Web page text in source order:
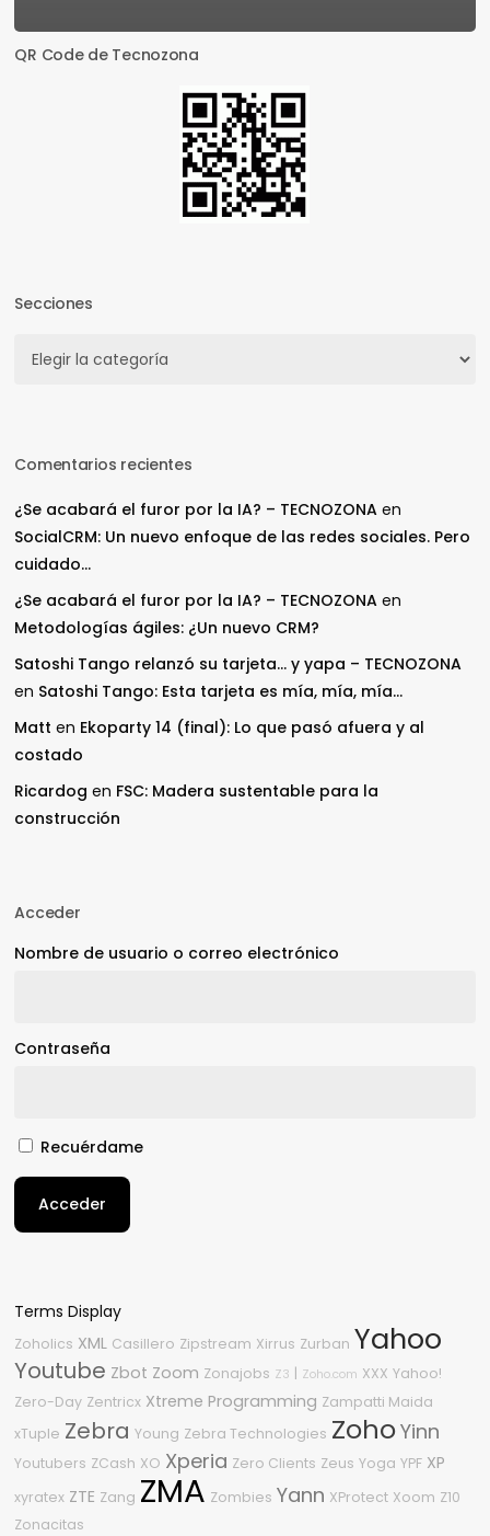
QR Code de Tecnozona
Secciones
Comentarios recientes
¿Se acabará el furor por la IA? – TECNOZONA en
SocialCRM: Un nuevo enfoque de las redes sociales. Pero
cuidado…
¿Se acabará el furor por la IA? – TECNOZONA en
Metodologías ágiles: ¿Un nuevo CRM?
Satoshi Tango relanzó su tarjeta… y yapa – TECNOZONA
en Satoshi Tango: Esta tarjeta es mía, mía, mía…
Matt en Ekoparty 14 (final): Lo que pasó afuera y al
costado
Ricardog en FSC: Madera sustentable para la
construcción
Acceder
Nombre de usuario o correo electrónico
Contraseña
Recuérdame
Acceder
Terms Display
Zoholics XML Casillero Zipstream Xirrus Zurban Yahoo
Youtube Zbot Zoom Zonajobs Z3 | Zoho.com XXX Yahoo!
Zero-Day Zentricx Xtreme Programming Zampatti Maida
xTuple Zebra Young Zebra Technologies ZohoYinn
Youtubers ZCash XO Xperia Zero Clients Zeus Yoga YPF XP
xyratex ZTE Zang ZMA Zombies Yann XProtect Xoom Z10
Zonacitas